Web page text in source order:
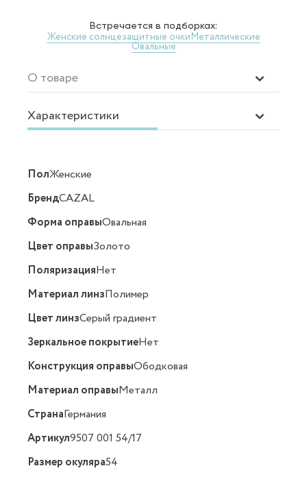
Встречается в подборках:
Женские солнцезащитные очкиМеталлические
Овальные
О товаре
Характеристики
ПолЖенские
БрендCAZAL
Форма оправыОвальная
Цвет оправыЗолото
ПоляризацияНет
Материал линзПолимер
Цвет линзСерый градиент
Зеркальное покрытиеНет
Конструкция оправыОбодковая
Материал оправыМеталл
СтранаГермания
Артикул9507 001 54/17
Размер окуляра54